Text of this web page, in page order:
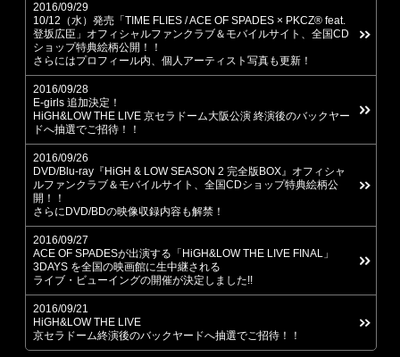
2016/09/29
10/12（水）発売「TIME FLIES / ACE OF SPADES × PKCZ® feat.
登坂広臣」オフィシャルファンクラブ＆モバイルサイト、全国CD
ショップ特典絵柄公開！！
さらにはプロフィール内、個人アーティスト写真も更新！
2016/09/28
E-girls 追加決定！
HiGH&LOW THE LIVE 京セラドーム大阪公演 終演後のバックヤー
ドへ抽選でご招待！！
2016/09/26
DVD/Blu-ray『HiGH & LOW SEASON 2 完全版BOX』オフィシャ
ルファンクラブ＆モバイルサイト、全国CDショップ特典絵柄公
開！！
さらにDVD/BDの映像収録内容も解禁！
2016/09/27
ACE OF SPADESが出演する「HiGH&LOW THE LIVE FINAL」
3DAYS を全国の映画館に生中継される
ライブ・ビューイングの開催が決定しました!!
2016/09/21
HiGH&LOW THE LIVE
京セラドーム終演後のバックヤードへ抽選でご招待！！